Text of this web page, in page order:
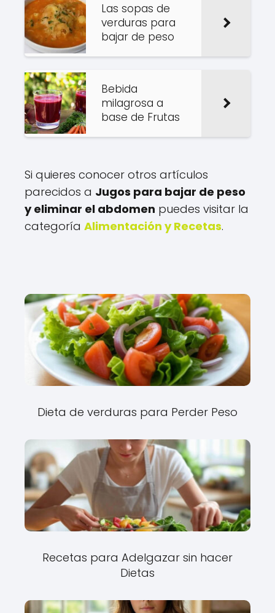
Las sopas de
verduras para
bajar de peso
Bebida
milagrosa a
base de Frutas
Si quieres conocer otros artículos
parecidos a Jugos para bajar de peso
y eliminar el abdomen puedes visitar la
categoría Alimentación y Recetas.
Dieta de verduras para Perder Peso
Recetas para Adelgazar sin hacer
Dietas